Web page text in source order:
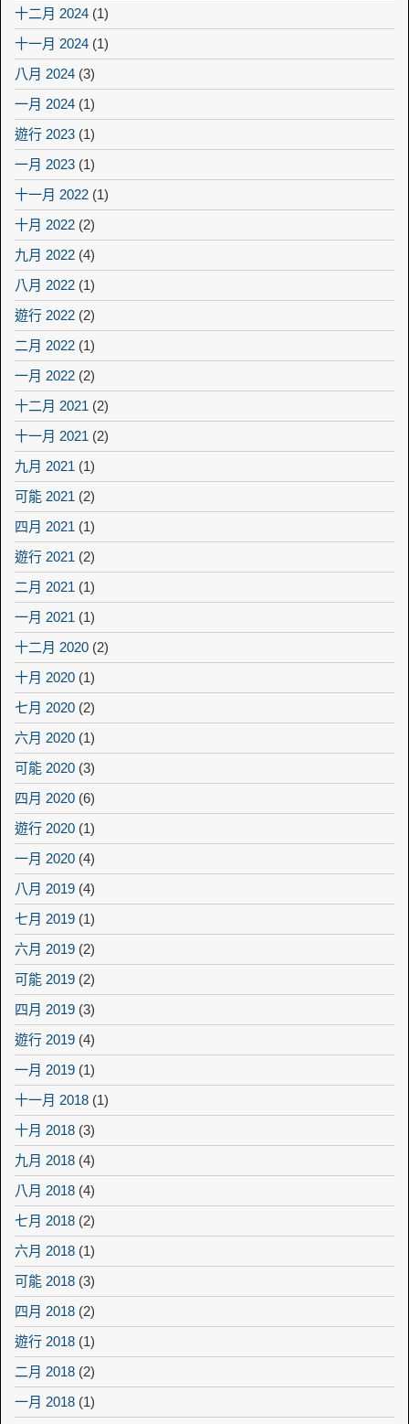
十二月 2024 (1)
十一月 2024 (1)
八月 2024 (3)
一月 2024 (1)
遊行 2023 (1)
一月 2023 (1)
十一月 2022 (1)
十月 2022 (2)
九月 2022 (4)
八月 2022 (1)
遊行 2022 (2)
二月 2022 (1)
一月 2022 (2)
十二月 2021 (2)
十一月 2021 (2)
九月 2021 (1)
可能 2021 (2)
四月 2021 (1)
遊行 2021 (2)
二月 2021 (1)
一月 2021 (1)
十二月 2020 (2)
十月 2020 (1)
七月 2020 (2)
六月 2020 (1)
可能 2020 (3)
四月 2020 (6)
遊行 2020 (1)
一月 2020 (4)
八月 2019 (4)
七月 2019 (1)
六月 2019 (2)
可能 2019 (2)
四月 2019 (3)
遊行 2019 (4)
一月 2019 (1)
十一月 2018 (1)
十月 2018 (3)
九月 2018 (4)
八月 2018 (4)
七月 2018 (2)
六月 2018 (1)
可能 2018 (3)
四月 2018 (2)
遊行 2018 (1)
二月 2018 (2)
一月 2018 (1)